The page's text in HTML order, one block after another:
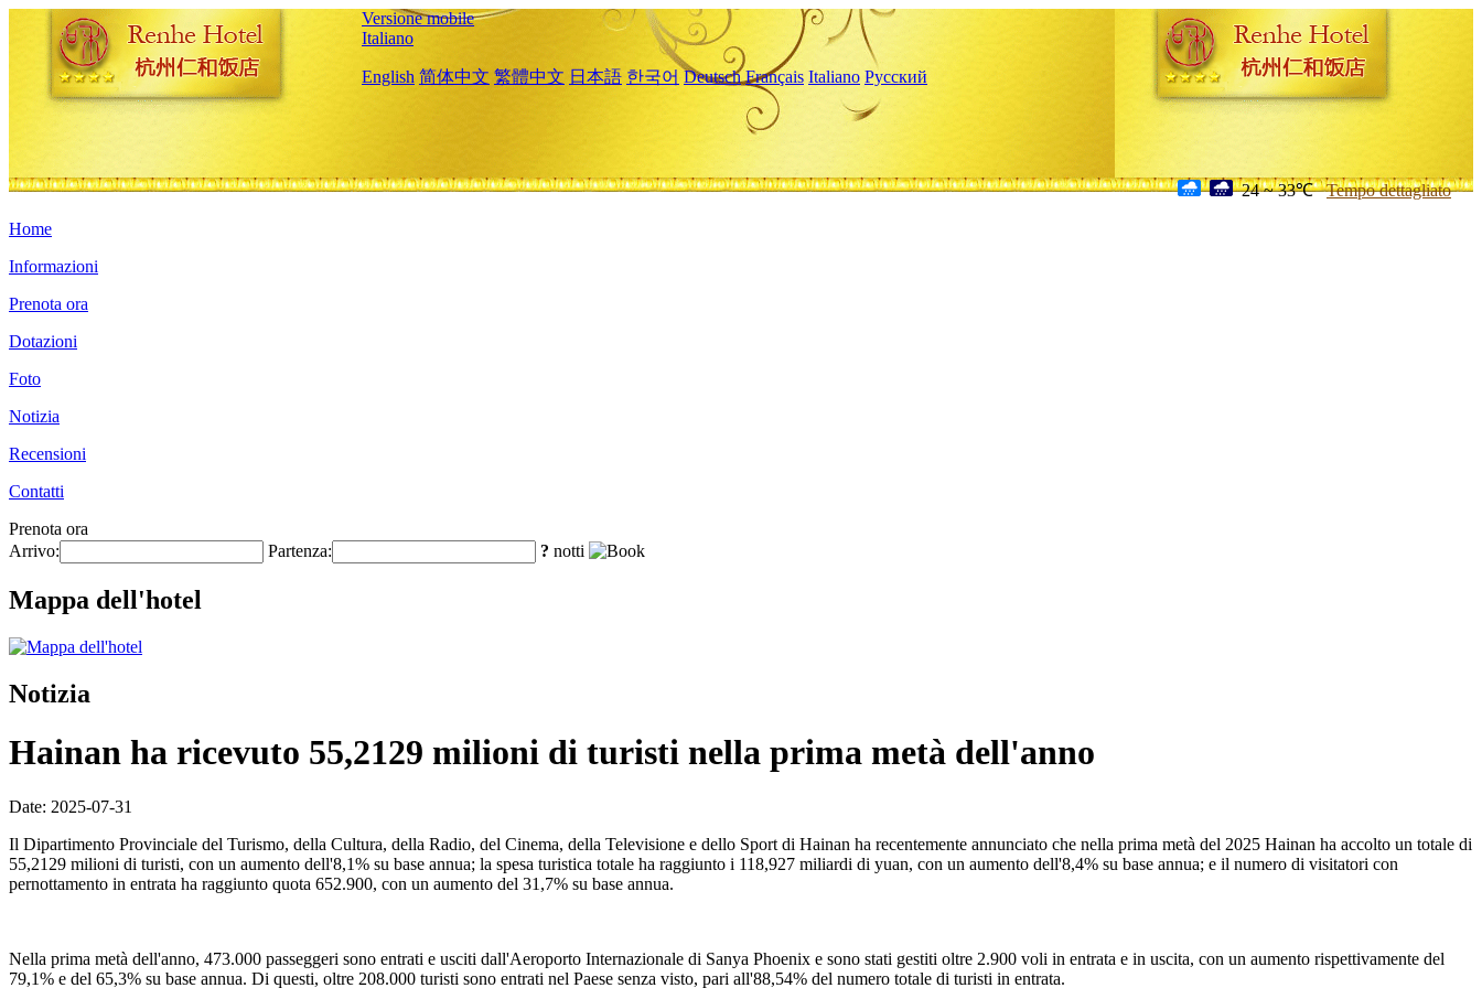
Versione mobile
Italiano
English 简体中文 繁體中文 日本語 한국어 Deutsch Français Italiano Русский
24 ~ 33℃ Tempo dettagliato
Home
Informazioni
Prenota ora
Dotazioni
Foto
Notizia
Recensioni
Contatti
Prenota ora
Arrivo:
Partenza: ? notti
Mappa dell'hotel
Notizia
Hainan ha ricevuto 55,2129 milioni di turisti nella prima metà dell'anno
Date: 2025-07-31
Il Dipartimento Provinciale del Turismo, della Cultura, della Radio, del Cinema, della Televisione e dello Sport di Hainan ha recentemente annunciato che nella prima metà del 2025 Hainan ha accolto un totale di
55,2129 milioni di turisti, con un aumento dell'8,1% su base annua; la spesa turistica totale ha raggiunto i 118,927 miliardi di yuan, con un aumento dell'8,4% su base annua; e il numero di visitatori con
pernottamento in entrata ha raggiunto quota 652.900, con un aumento del 31,7% su base annua.
Nella prima metà dell'anno, 473.000 passeggeri sono entrati e usciti dall'Aeroporto Internazionale di Sanya Phoenix e sono stati gestiti oltre 2.900 voli in entrata e in uscita, con un aumento rispettivamente del
79,1% e del 65,3% su base annua. Di questi, oltre 208.000 turisti sono entrati nel Paese senza visto, pari all'88,54% del numero totale di turisti in entrata.